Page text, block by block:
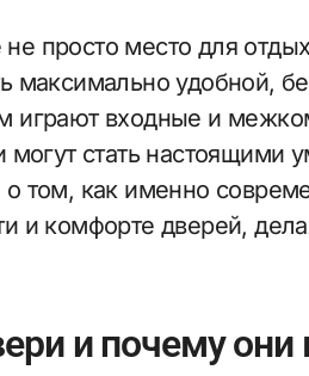
просто место для
максимально удобной,
играют входные и
могут стать
том, как именно
и комфорте дверей,
и почему